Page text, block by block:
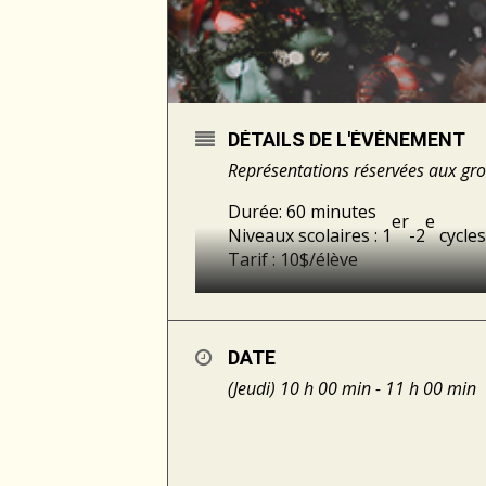
DÉTAILS DE L'ÉVÉNEMENT
Représentations réservées aux
Durée: 60 minutes
Niveaux scolaires : 1
er
-2
e
Tarif : 10$/élève
Une chaise et un verre d’eau.
Des histoires de saison, les
flocons.
Et en guise de coin du feu, la
et son sens du mot juste qui
Possibilité de subvention
DATE
(Jeudi) 10 h 00 min - 11 h 00 min